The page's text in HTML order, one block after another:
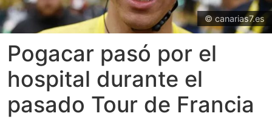
© canarias7.es
Pogacar pasó por el
hospital durante el
pasado Tour de Francia